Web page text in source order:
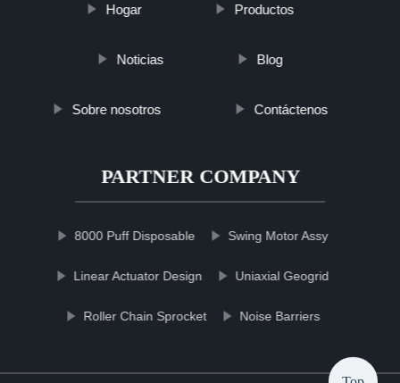
Hogar Productos
Noticias Blog
Sobre nosotros Contáctenos
PARTNER COMPANY
8000 Puff Disposable Swing Motor Assy
Linear Actuator Design Uniaxial Geogrid
Roller Chain Sprocket Noise Barriers
Top